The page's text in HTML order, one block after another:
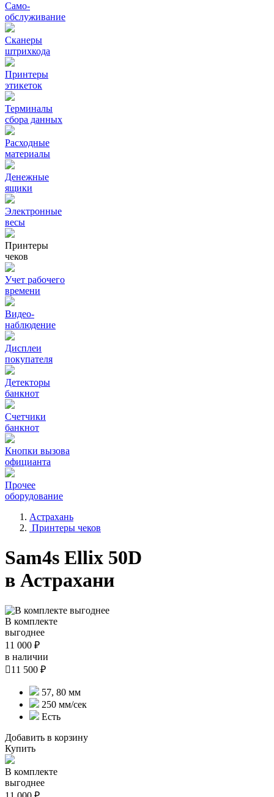
Само-
обслуживание
Сканеры
штрихкода
Принтеры
этикеток
Терминалы
сбора данных
Расходные
материалы
Денежные
ящики
Электронные
весы
Принтеры
чеков
Учет рабочего
времени
Видео‑
наблюдение
Дисплеи
покупателя
Детекторы
банкнот
Счетчики
банкнот
Кнопки вызова
официанта
Прочее
оборудование
Астрахань
Принтеры чеков
Sam4s Ellix 50D
в Астрахани
В комплекте
выгоднее
11 000 ₽
в наличии
11 500 ₽
57, 80 мм
250 мм/сек
Есть
Добавить в корзину
Купить
В комплекте
выгоднее